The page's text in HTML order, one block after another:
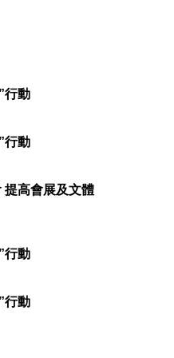
行動
行動
提高會展及文體
行動
行動